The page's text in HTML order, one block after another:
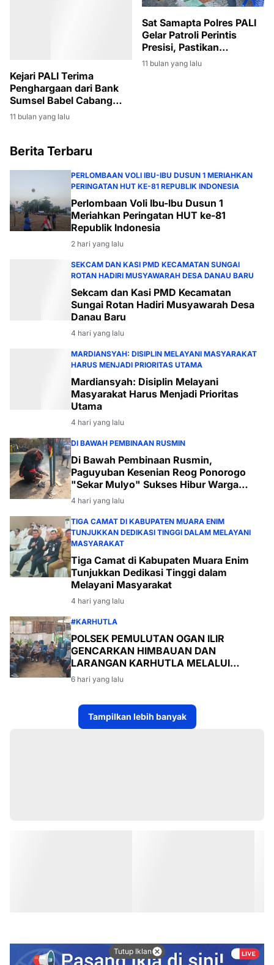
Kejari PALI Terima
Penghargaan dari Bank
Sumsel Babel Cabang
Pendopo atas
Keberhasilan Penagihan
11 bulan yang lalu
Sat Samapta Polres PALI
Gelar Patroli Perintis
Presisi, Pastikan
Kondusifitas Pasar Induk
11 bulan yang lalu
Berita Terbaru
PERLOMBAAN VOLI IBU-IBU DUSUN 1 MERIAHKAN
PERINGATAN HUT KE-81 REPUBLIK INDONESIA
Perlombaan Voli Ibu-Ibu Dusun 1
Meriahkan Peringatan HUT ke-81
Republik Indonesia
2 hari yang lalu
SEKCAM DAN KASI PMD KECAMATAN SUNGAI
ROTAN HADIRI MUSYAWARAH DESA DANAU BARU
Sekcam dan Kasi PMD Kecamatan
Sungai Rotan Hadiri Musyawarah Desa
Danau Baru
4 hari yang lalu
MARDIANSYAH: DISIPLIN MELAYANI MASYARAKAT
HARUS MENJADI PRIORITAS UTAMA
Mardiansyah: Disiplin Melayani
Masyarakat Harus Menjadi Prioritas
Utama
4 hari yang lalu
DI BAWAH PEMBINAAN RUSMIN
Di Bawah Pembinaan Rusmin,
Paguyuban Kesenian Reog Ponorogo
"Sekar Mulyo" Sukses Hibur Warga
Desa Payabakal
4 hari yang lalu
TIGA CAMAT DI KABUPATEN MUARA ENIM
TUNJUKKAN DEDIKASI TINGGI DALAM MELAYANI
MASYARAKAT
Tiga Camat di Kabupaten Muara Enim
Tunjukkan Dedikasi Tinggi dalam
Melayani Masyarakat
4 hari yang lalu
#KARHUTLA
POLSEK PEMULUTAN OGAN ILIR
GENCARKAN HIMBAUAN DAN
LARANGAN KARHUTLA MELALUI
PROGRAM TSKD (TOURING SAMBANG
KE DESA-DESA
6 hari yang lalu
Tampilkan lebih banyak
Tutup Iklan